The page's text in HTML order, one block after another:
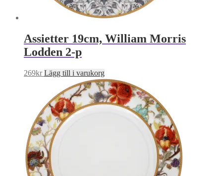
Assietter 19cm, William Morris
Lodden 2-p
269kr Lägg till i varukorg